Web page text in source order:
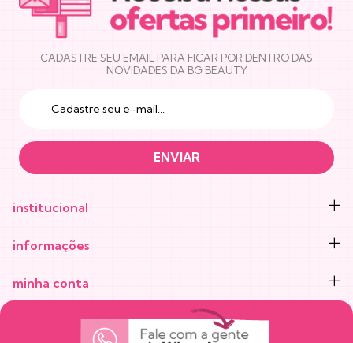
CADASTRE SEU EMAIL PARA FICAR POR DENTRO DAS
NOVIDADES DA BG BEAUTY
institucional
informações
minha conta